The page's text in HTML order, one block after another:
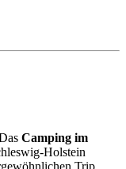
Camping im
Holstein